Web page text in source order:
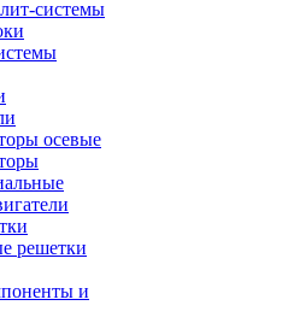
системы
осевые
решетки
и